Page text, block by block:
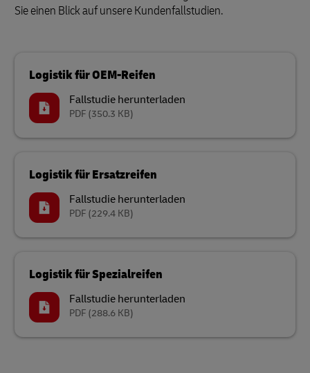
Sie einen Blick auf unsere Kundenfallstudien.
Logistik für OEM-Reifen
Fallstudie herunterladen
PDF (350.3 KB)
Logistik für Ersatzreifen
Fallstudie herunterladen
PDF (229.4 KB)
Logistik für Spezialreifen
Fallstudie herunterladen
PDF (288.6 KB)